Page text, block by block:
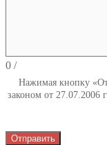
0 /
Нажимая кнопку
законом от
Отправить